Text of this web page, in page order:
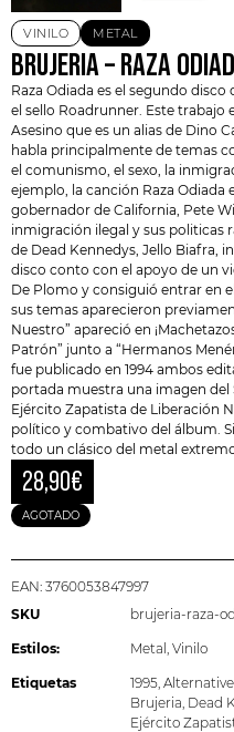
VINILO METAL
BRUJERIA – RAZA
Raza Odiada es el segundo disco
el sello Roadrunner. Este
Asesino que es un alias de Dino
habla principalmente de temas
el comunismo, el sexo, la
ejemplo, la canción Raza
gobernador de California, Pete
inmigración ilegal y sus politicas
de Dead Kennedys, Jello Biafra,
disco conto con el apoyo de un
De Plomo y consiguió entrar en
sus temas aparecieron
Nuestro” apareció en
Patrón” junto a “Hermanos
fue publicado en 1994 ambos
portada muestra una imagen del
Ejército Zapatista de Liberación
político y combativo del álbum.
todo un clásico del metal
28,90€
AGOTADO
EAN: 3760053847997
SKU
brujeria-raza-
Estilos: Metal Vinilo
Etiquetas 1995
Brujeria Dead
Ejército